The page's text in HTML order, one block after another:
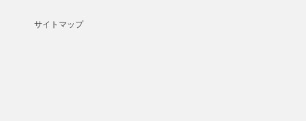
サイトマップ